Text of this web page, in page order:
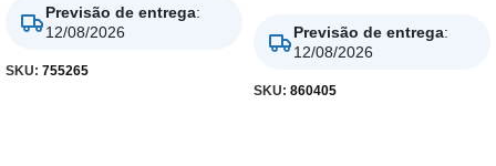
Previsão de entrega:
12/08/2026
SKU: 755265
Previsão de entrega:
12/08/2026
SKU: 860405